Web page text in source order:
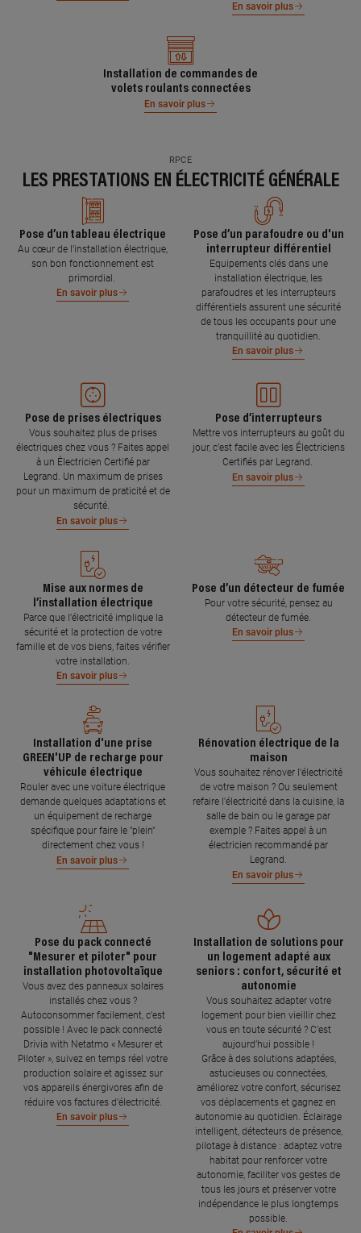
En savoir plus
Installation de commandes de
volets roulants connectées
En savoir plus
RPCE
LES PRESTATIONS EN ÉLECTRICITÉ GÉNÉRALE
Pose d’un tableau électrique
Au cœur de l’installation électrique,
son bon fonctionnement est
primordial.
En savoir plus
Pose d’un parafoudre ou d'un
interrupteur différentiel
Equipements clés dans une
installation électrique, les
parafoudres et les interrupteurs
différentiels assurent une sécurité
de tous les occupants pour une
tranquillité au quotidien.
En savoir plus
Pose de prises électriques
Vous souhaitez plus de prises
électriques chez vous ? Faites appel
à un Électricien Certifié par
Legrand. Un maximum de prises
pour un maximum de praticité et de
sécurité.
En savoir plus
Pose d’interrupteurs
Mettre vos interrupteurs au goût du
jour, c’est facile avec les Électriciens
Certifiés par Legrand.
En savoir plus
Mise aux normes de
l’installation électrique
Parce que l’électricité implique la
sécurité et la protection de votre
famille et de vos biens, faites vérifier
votre installation.
En savoir plus
Pose d’un détecteur de fumée
Pour votre sécurité, pensez au
détecteur de fumée.
En savoir plus
Installation d'une prise
GREEN'UP de recharge pour
véhicule électrique
Rouler avec une voiture électrique
demande quelques adaptations et
un équipement de recharge
spécifique pour faire le "plein"
directement chez vous !
En savoir plus
Rénovation électrique de la
maison
Vous souhaitez rénover l'électricité
de votre maison ? Ou seulement
refaire l'électricité dans la cuisine, la
salle de bain ou le garage par
exemple ? Faites appel à un
électricien recommandé par
Legrand.
En savoir plus
Pose du pack connecté
"Mesurer et piloter" pour
installation photovoltaïque
Vous avez des panneaux solaires
installés chez vous ?
Autoconsommer facilement, c’est
possible ! Avec le pack connecté
Drivia with Netatmo « Mesurer et
Piloter », suivez en temps réel votre
production solaire et agissez sur
vos appareils énergivores afin de
réduire vos factures d’électricité.
En savoir plus
Installation de solutions pour
un logement adapté aux
seniors : confort, sécurité et
autonomie
Vous souhaitez adapter votre
logement pour bien vieillir chez
vous en toute sécurité ? C’est
aujourd’hui possible !
Grâce à des solutions adaptées,
astucieuses ou connectées,
améliorez votre confort, sécurisez
vos déplacements et gagnez en
autonomie au quotidien. Éclairage
intelligent, détecteurs de présence,
pilotage à distance : adaptez votre
habitat pour renforcer votre
autonomie, faciliter vos gestes de
tous les jours et préserver votre
indépendance le plus longtemps
possible.